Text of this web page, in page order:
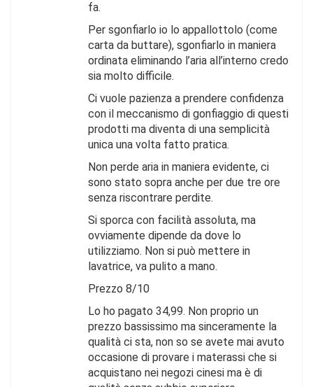
fa.
Per sgonfiarlo io lo appallottolo (come
carta da buttare), sgonfiarlo in maniera
ordinata eliminando l’aria all’interno credo
sia molto difficile.
Ci vuole pazienza a prendere confidenza
con il meccanismo di gonfiaggio di questi
prodotti ma diventa di una semplicità
unica una volta fatto pratica.
Non perde aria in maniera evidente, ci
sono stato sopra anche per due tre ore
senza riscontrare perdite.
Si sporca con facilità assoluta, ma
ovviamente dipende da dove lo
utilizziamo. Non si può mettere in
lavatrice, va pulito a mano.
Prezzo 8/10
Lo ho pagato 34,99. Non proprio un
prezzo bassissimo ma sinceramente la
qualità ci sta, non so se avete mai avuto
occasione di provare i materassi che si
acquistano nei negozi cinesi ma è di